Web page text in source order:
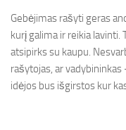
Gebėjimas rašyti geras
kurį galima ir reikia lavinti.
atsipirks su kaupu.
rašytojas, ar
idėjos bus išgirstos kur